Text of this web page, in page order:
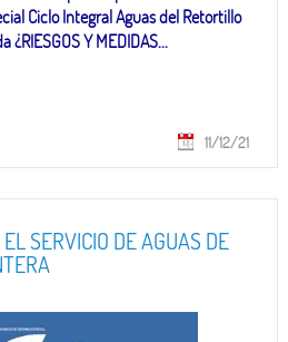
Ciclo Integral Aguas del Retortillo
¿RIESGOS Y MEDIDAS...
11/12/21
SERVICIO DE AGUAS DE